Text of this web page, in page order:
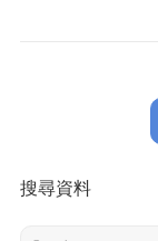
搜尋資料